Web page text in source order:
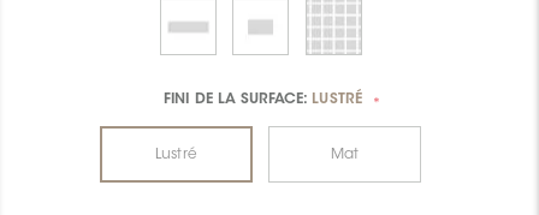
FINI DE LA SURFACE: LUSTRÉ *
Lustré Mat